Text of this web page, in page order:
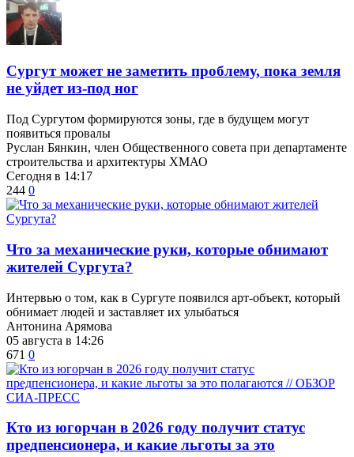
Сургут может не заметить проблему, пока земля
не уйдет из-под ног
Под Сургутом формируются зоны, где в будущем могут
появиться провалы
Руслан Бянкин, член Общественного совета при департаменте
строительства и архитектуры ХМАО
Сегодня в 14:17
244 0
​Что за механические руки, которые обнимают
жителей Сургута?
Интервью о том, как в Сургуте появился арт-объект, который
обнимает людей и заставляет их улыбаться
Антонина Арямова
05 августа в 14:26
671 0
Кто из югорчан в 2026 году получит статус
предпенсионера, и какие льготы за это